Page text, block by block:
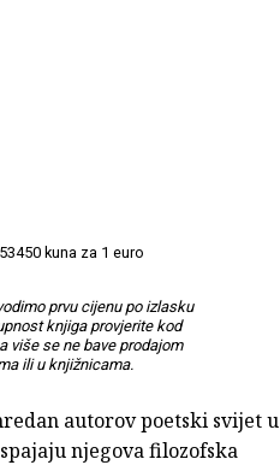
kuna za 1 euro
prvu cijenu po izlasku
knjiga provjerite kod
više se ne bave prodajom
ili u knjižnicama.
autorov poetski svijet u
njegova filozofska